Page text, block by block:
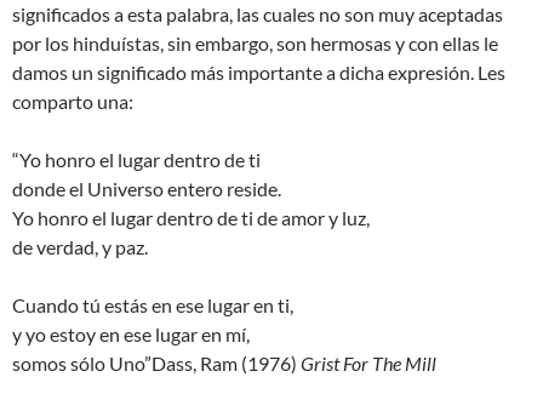
significados a esta palabra, las cuales no son muy aceptadas
por los hinduístas, sin embargo, son hermosas y con ellas le
damos un significado más importante a dicha expresión. Les
comparto una:
“Yo honro el lugar dentro de ti
donde el Universo entero reside.
Yo honro el lugar dentro de ti de amor y luz,
de verdad, y paz.
Cuando tú estás en ese lugar en ti,
y yo estoy en ese lugar en mí,
somos sólo Uno”Dass, Ram (1976) Grist For The Mill